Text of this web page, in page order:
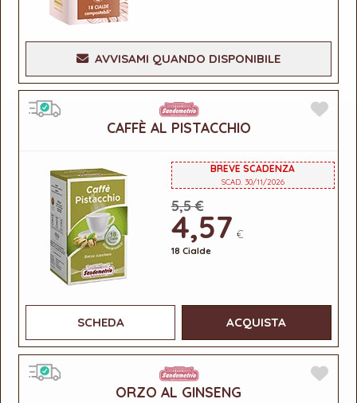
AVVISAMI QUANDO DISPONIBILE
CAFFÈ AL PISTACCHIO
BREVE SCADENZA
SCAD. 30/11/2026
5,5 €
4,57 €
18 Cialde
SCHEDA ACQUISTA
ORZO AL GINSENG